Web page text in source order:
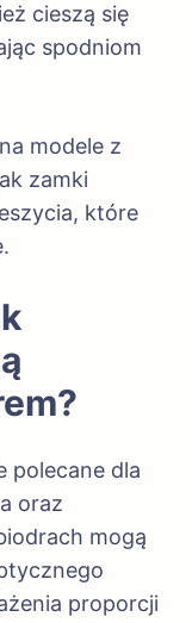
cieszą się
spodniom
modele z
zamki
które
polecane dla
oraz
mogą
proporcji